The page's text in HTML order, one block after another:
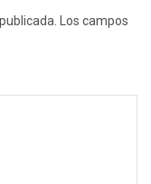
Los campos